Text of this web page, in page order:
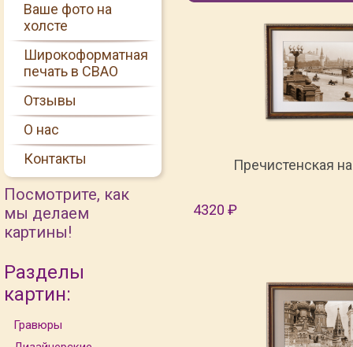
Ваше фото на
холсте
Широкоформатная
печать в СВАО
Отзывы
О нас
Контакты
Посмотрите, как
мы делаем
картины!
Разделы
картин:
Гравюры
Пречистенская
4320 ₽